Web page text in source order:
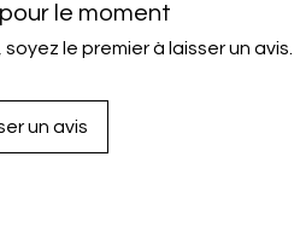
le moment
le premier à laisser un avis.
un avis